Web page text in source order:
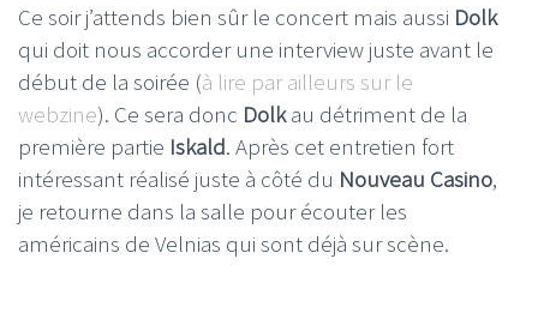
Ce soir j’attends bien sûr le concert mais aussi Dolk
qui doit nous accorder une interview juste avant le
début de la soirée (à lire par ailleurs sur le
webzine). Ce sera donc Dolkau détriment de la
première partie Iskald. Après cet entretien fort
intéressant réalisé juste à côté du Nouveau Casino,
je retourne dans la salle pour écouter les
américains de Velnias qui sont déjà sur scène.